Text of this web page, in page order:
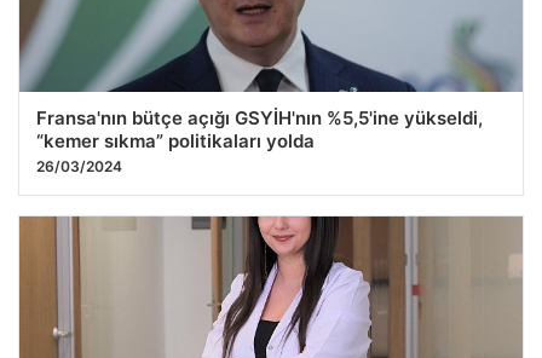
Fransa'nın bütçe açığı GSYİH'nın %5,5'ine yükseldi,
“kemer sıkma” politikaları yolda
26/03/2024